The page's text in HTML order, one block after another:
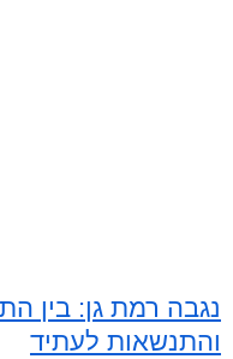
נגבה רמת גן: בין
והתנשאות לעתיד